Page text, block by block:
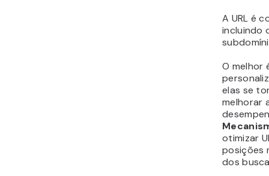
A URL é
incluindo
O melhor
elas se
melhorar
otimizar
posições
dos